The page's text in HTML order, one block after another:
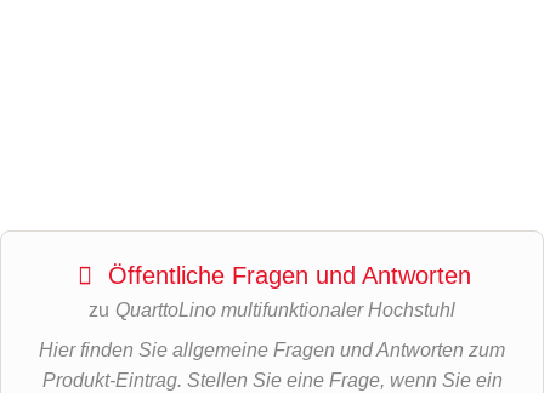
Öffentliche Fragen und Antworten
zu QuarttoLino multifunktionaler Hochstuhl
Hier finden Sie allgemeine Fragen und Antworten zum
Produkt-Eintrag. Stellen Sie eine Frage, wenn Sie ein